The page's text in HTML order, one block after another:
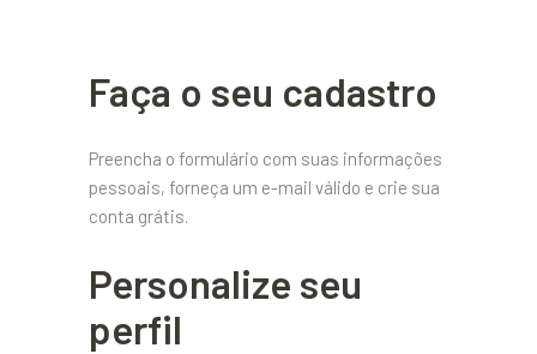
Faça o seu cadastro
Preencha o formulário com suas informações
pessoais, forneça um e-mail válido e crie sua
conta grátis.
Personalize seu
perfil